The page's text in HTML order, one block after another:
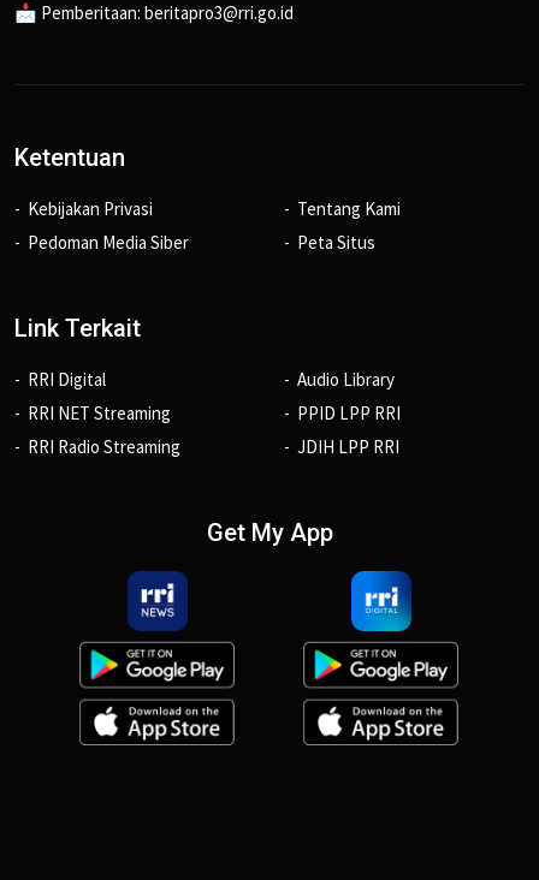
📩 Pemberitaan: beritapro3@rri.go.id
Ketentuan
Kebijakan Privasi
Pedoman Media Siber
Tentang Kami
Peta Situs
Link Terkait
RRI Digital
RRI NET Streaming
RRI Radio Streaming
Audio Library
PPID LPP RRI
JDIH LPP RRI
Get My App